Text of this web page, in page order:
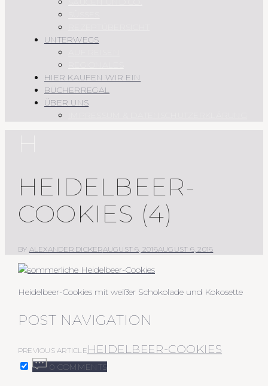
UNTERWEGS
HIER KAUFEN WIR EIN
BÜCHERREGAL
ÜBER UNS
HEIDELBEER-
COOKIES (4)
BY ALEXANDER DICKERAUGUST 6, 2016AUGUST 6, 2016
Heidelbeer-Cookies mit weißer Schokolade und Kokosette
POST NAVIGATION
PREVIOUS ARTICLE HEIDELBEER-COOKIES
0 COMMENTS